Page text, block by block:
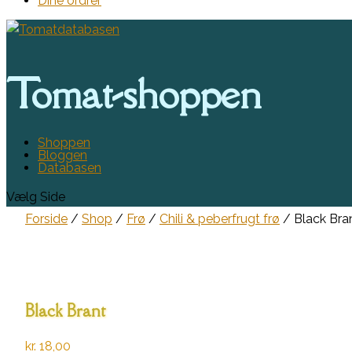
Tomat-shoppen
Shoppen
Bloggen
Databasen
Vælg Side
Forside / Shop / Frø / Chili & peberfrugt frø / Black
Black Brant
kr. 18,00